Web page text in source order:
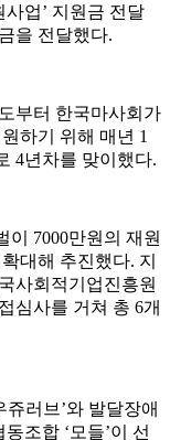
업’ 지원금 전달
을 전달했다.
부터 한국마사회가
하기 위해 매년 1
4년차를 맞이했다.
이 7000만원의 재원
대해 추진했다. 지
사회적기업진흥원
심사를 거쳐 총 6개
러브’와 발달장애
조합 ‘모들’이 선